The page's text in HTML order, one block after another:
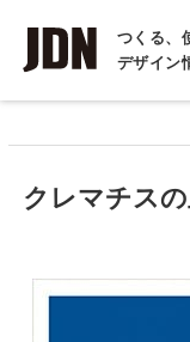
つくる、
デザイン
インタビュー
クレマチス